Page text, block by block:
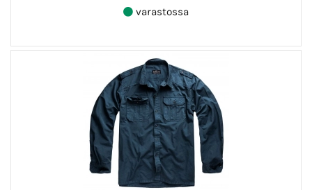
varastossa